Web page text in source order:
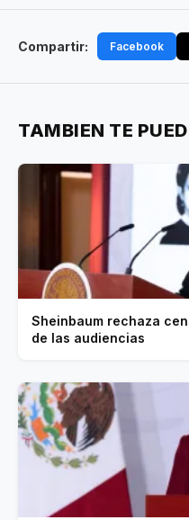
Compartir: Facebook
TAMBIEN TE
Sheinbaum rechaza
de las audiencias